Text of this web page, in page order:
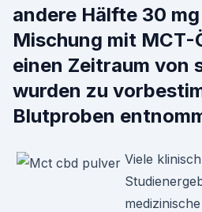
andere Hälfte 30 mg
Mischung mit MCT-
einen Zeitraum von
wurden zu
Blutproben
Viele